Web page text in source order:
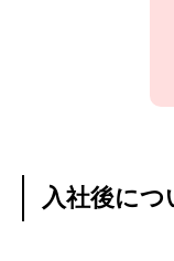
入社後につ